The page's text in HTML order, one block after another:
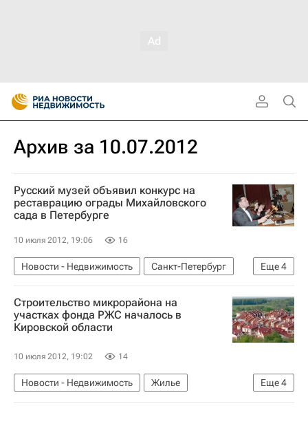
Архив за 10.07.2012
Русский музей объявил конкурс на
реставрацию ограды Михайловского
сада в Петербурге
10 июля 2012, 19:06 16
Еще4
Новости - Недвижимость
Санкт-Петербург
Ремонт
Парки Конкурсы Россия
Строительство микрорайона на
участках фонда РЖС началось в
Кировской области
10 июля 2012, 19:02 14
Еще4
Новости - Недвижимость
Жилье
Фонд РЖС
Кировская область